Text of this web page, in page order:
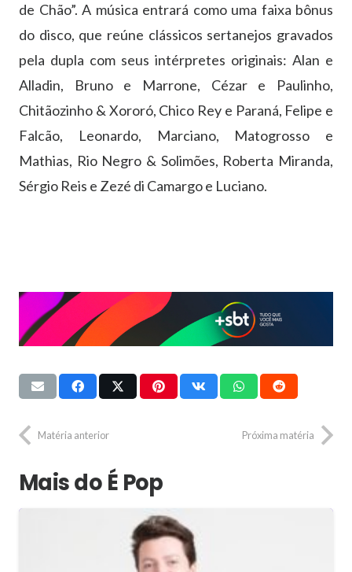
de Chão”. A música entrará como uma faixa bônus
do disco, que reúne clássicos sertanejos gravados
pela dupla com seus intérpretes originais: Alan e
Alladin, Bruno e Marrone, Cézar e Paulinho,
Chitãozinho & Xororó, Chico Rey e Paraná, Felipe e
Falcão, Leonardo, Marciano, Matogrosso e
Mathias, Rio Negro & Solimões, Roberta Miranda,
Sérgio Reis e Zezé di Camargo e Luciano.
Matéria anterior Próxima matéria
Mais do É Pop